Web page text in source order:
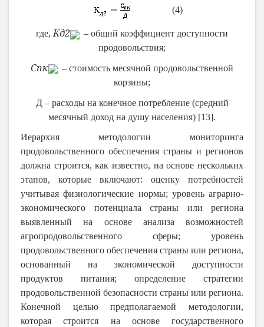
(4)
где, Кд2
– общий коэффициент доступности
продовольствия;
Спк
– стоимость месячной продовольственной
корзины;
Д – расходы на конечное потребление (средний
месячный доход на душу населения) [13].
Иерархия методологии мониторинга
продовольственного обеспечения страны и регионов
должна строится, как известно, на основе нескольких
этапов, которые включают: оценку потребностей
учитывая физиологические нормы; уровень аграрно-
экономического потенциала страны или региона
выявленный на основе анализа возможностей
агропродовольственного сферы; уровень
продовольственного обеспечения страны или региона,
основанный на экономической доступности
продуктов питания; определение стратегии
продовольственной безопасности страны или региона.
Конечной целью предполагаемой методологии,
которая строится на основе государственного